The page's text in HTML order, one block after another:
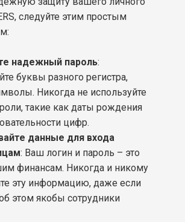
следуйте этим простым
надежный пароль:
буквы разного регистра,
Никогда не используйте
такие как даты рождения
цифр.
данные для входа
: Ваш логин и пароль – это
финансам. Никогда и никому
эту информацию, даже если
этом якобы сотрудники